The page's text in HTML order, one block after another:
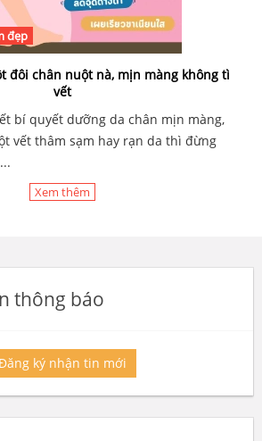
đẹp
đôi chân nuột nà, mịn màng không tì
vết
bí quyết dưỡng da chân mịn màng,
vết thâm sạm hay rạn da thì đừng
Xem thêm
thông báo
ký nhận tin mới